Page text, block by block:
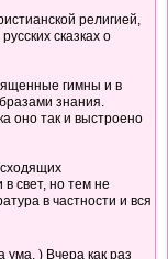
религией,
сказках о
гимны и в
знания.
оно так и выстроено
свет, но тем не
в частности и вся
) Вчера как раз